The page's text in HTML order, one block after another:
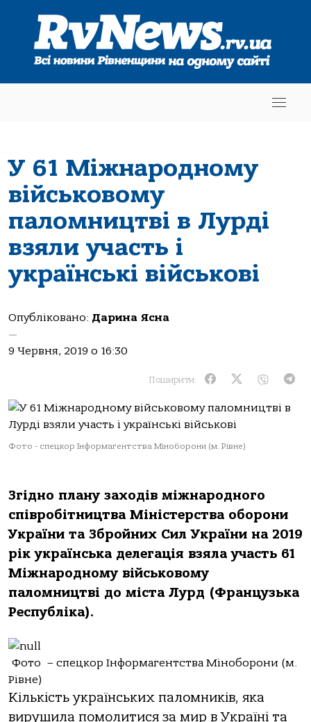
У 61 Міжнародному
військовому
паломництві в Лурді
взяли участь і
українські військові
Опубліковано: Дарина Ясна
—
9 Червня, 2019 о 16:30
Поширити:
Фото - спецкор Інформагентства Міноборони (м. Рівне)
Згідно плану заходів міжнародного
співробітництва Міністерства оборони
України та Збройних Сил України на 2019
рік українська делегація взяла участь 61
Міжнародному військовому
паломництві до міста Лурд (Французька
Республіка).
Фото – спецкор Інформагентства Міноборони (м.
Рівне)
Кількість українських паломників, яка
вирушила помолитися за мир в Україні та